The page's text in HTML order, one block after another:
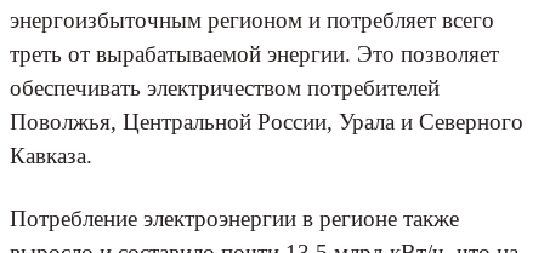
энергоизбыточным регионом и потребляет всего
треть от вырабатываемой энергии. Это позволяет
обеспечивать электричеством потребителей
Поволжья, Центральной России, Урала и Северного
Кавказа.
Потребление электроэнергии в регионе также